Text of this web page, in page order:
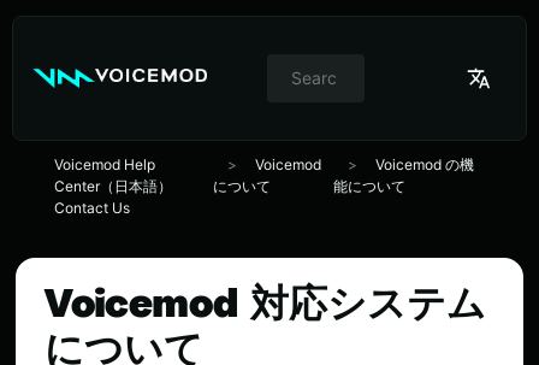
Voicemod Help
Center（日本語）
Voicemod
について
Voicemod の機
能について
Contact Us
Voicemod 対応システム
について